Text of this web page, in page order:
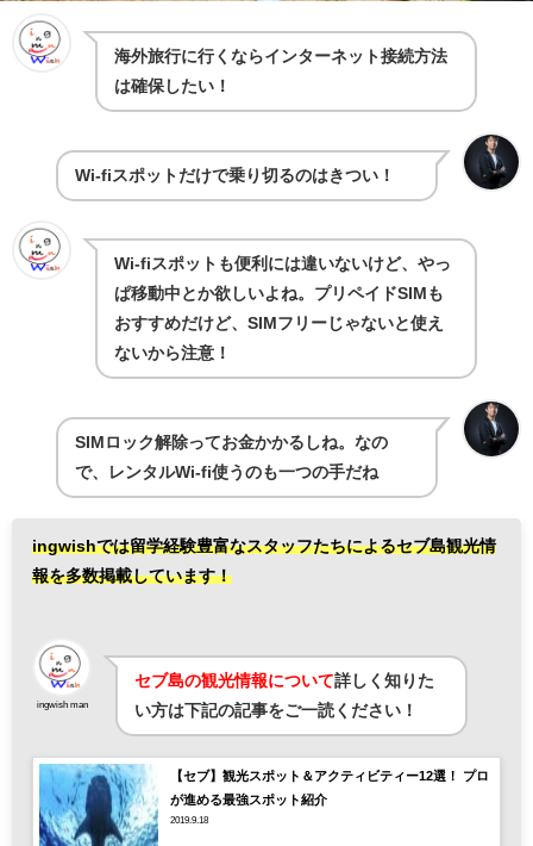
海外旅行に行くならインターネット接続方法
は確保したい！
Wi-fiスポットだけで乗り切るのはきつい！
Wi-fiスポットも便利には違いないけど、やっ
ぱ移動中とか欲しいよね。プリペイドSIMも
おすすめだけど、SIMフリーじゃないと使え
ないから注意！
SIMロック解除ってお金かかるしね。なの
で、レンタルWi-fi使うのも一つの手だね
ingwishでは留学経験豊富なスタッフたちによるセブ島観光情
報を多数掲載しています！
ingwish man
セブ島の観光情報について詳しく知りた
い方は下記の記事をご一読ください！
【セブ】観光スポット＆アクティビティー12選！ プロ
が進める最強スポット紹介
2019.9.18